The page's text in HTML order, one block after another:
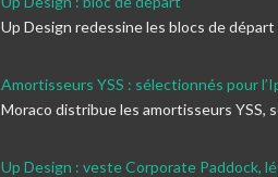
Up Design redessine les blocs de départ
Amortisseurs YSS : sélectionnés pour
Moraco distribue les amortisseurs YSS,
Up Design : veste Corporate Paddock,